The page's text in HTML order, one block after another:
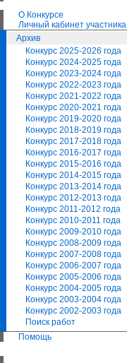
О Конкурсе
Личный кабинет участника
Архив
Конкурс 2025-2026 года
Конкурс 2024-2025 года
Конкурс 2023-2024 года
Конкурс 2022-2023 года
Конкурс 2021-2022 года
Конкурс 2020-2021 года
Конкурс 2019-2020 года
Конкурс 2018-2019 года
Конкурс 2017-2018 года
Конкурс 2016-2017 года
Конкурс 2015-2016 года
Конкурс 2014-2015 года
Конкурс 2013-2014 года
Конкурс 2012-2013 года
Конкурс 2011-2012 года
Конкурс 2010-2011 года
Конкурс 2009-2010 года
Конкурс 2008-2009 года
Конкурс 2007-2008 года
Конкурс 2006-2007 года
Конкурс 2005-2006 года
Конкурс 2004-2005 года
Конкурс 2003-2004 года
Конкурс 2002-2003 года
Поиск работ
Помощь